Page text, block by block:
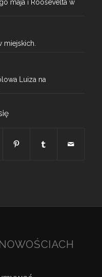
maja i Roosevelta w
miejskich.
Luiza na